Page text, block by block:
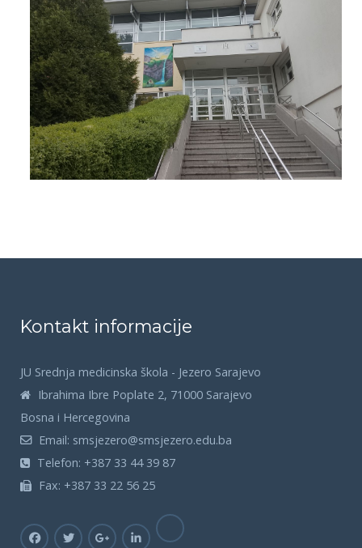
Kontakt informacije
JU Srednja medicinska škola - Jezero Sarajevo
Ibrahima Ibre Poplate 2, 71000 Sarajevo
Bosna i Hercegovina
Email: smsjezero@smsjezero.edu.ba
Telefon: +387 33 44 39 87
Fax: +387 33 22 56 25